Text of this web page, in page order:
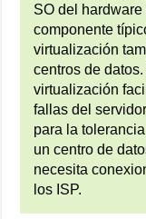
SO del
componente
virtualización
centros de
virtualización
fallas del
para la
un centro de
necesita
los ISP.